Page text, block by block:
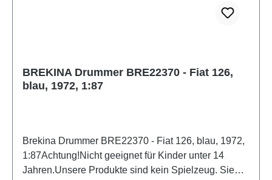
BREKINA Drummer BRE22370 - Fiat 126,
blau, 1972, 1:87
Brekina Drummer BRE22370 - Fiat 126, blau, 1972,
1:87Achtung!Nicht geeignet für Kinder unter 14
Jahren.Unsere Produkte sind kein Spielzeug. Sie